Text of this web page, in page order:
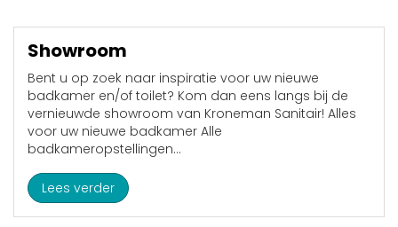
Showroom
Bent u op zoek naar inspiratie voor uw nieuwe
badkamer en/of toilet? Kom dan eens langs bij de
vernieuwde showroom van Kroneman Sanitair! Alles
voor uw nieuwe badkamer Alle
badkameropstellingen...
Lees verder